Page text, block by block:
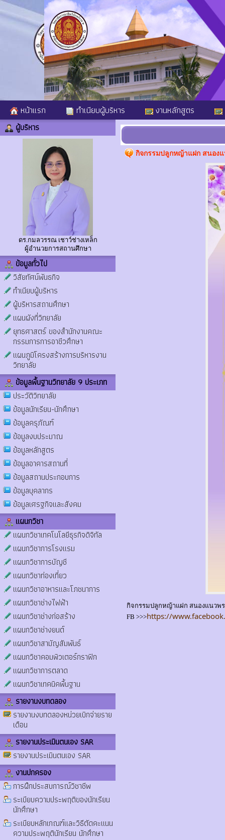
หน้าแรก ทำเนียบผู้บริหาร งานหลักสูตร
ผู้บริหาร
ดร.กมลวรรณ เชาว์ช่างเหล็ก
ผู้อำนวยการสถานศึกษา
ข้อมูลทั่วไป
วิสัยทัศน์พันธกิจ
ทำเนียบผู้บริหาร
ผู้บริหารสถานศึกษา
แผนผังที่วิทยาลัย
ยุทธศาสตร์ ของสำนักงานคณะ
กรรมการการอาชีวศึกษา
แผนภูมิโครงสร้างการบริหารงาน
วิทยาลัย
ข้อมูลพื้นฐานวิทยาลัย 9 ประเภท
ประวัติวิทยาลัย
ข้อมูลนักเรียน-นักศึกษา
ข้อมูลครุภัณฑ์
ข้อมูลงบประมาณ
ข้อมูลหลักสูตร
ข้อมูลอาคารสถานที่
ข้อมูลสถานประกอบการ
ข้อมูลบุคลากร
ข้อมูลเศรฐกิจและสังคม
แผนกวิชา
แผนกวิชาเทคโนโลยีธุรกิจดิจิทัล
แผนกวิชาการโรงแรม
แผนกวิชาการบัญชี
แผนกวิชาท่องเที่ยว
แผนกวิชาอาหารและโภชนาการ
แผนกวิชาช่างไฟฟ้า
แผนกวิชาช่างก่อสร้าง
แผนกวิชาช่างยนต์
แผนกวิชาสามัญสัมพันธ์
แผนกวิชาคอมพิวเตอร์กราฟิก
แผนกวิชาการตลาด
แผนกวิชาเทคนิคพื้นฐาน
รายงานงบทดลอง
รายงานงบทดลองหน่วยเบิกจ่ายราย
เดือน
รายงานประเมินตนเอง SAR
รายงานประเมินตนเอง SAR
งานปกครอง
การฝึกประสบการณ์วิชาชีพ
ระเบียบความประพฤติของนักเรียน
นักศึกษา
ระเบียบหลักเกณฑ์และวิธีตัดคะแนน
ความประพฤตินักเรียน นักศึกษา
กิจกรรมปลูกหญ้าแฝก สนอง
กิจกรรมปลูกหญ้าแฝก สนองแนวพ
FB >>>https://